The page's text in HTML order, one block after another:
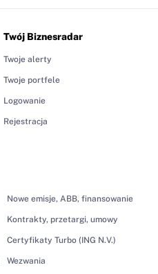
Nowe emisje, ABB, finansowanie
Kontrakty, przetargi, umowy
Certyfikaty Turbo (ING N.V.)
Wezwania
Twój Biznesradar
Twoje alerty
Twoje portfele
Logowanie
Rejestracja